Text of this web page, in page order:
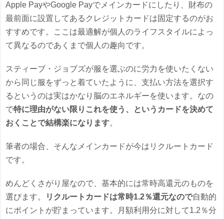
Apple PayやGoogle Payでメインカードにしたり、財布の
最前面に設置してあるクレジットカードは固定するのがお
すすめです。ここは最適解が個人のライフスタイルによっ
て異なるのであくまで個人の趣向です。
スティーブ・ジョブズが服を選ぶのに労力を使いたくない
から同じ服をずっと着ていたように、支払い方法を選択す
るというのは実はかなり脳のエネルギーを使います。なの
で特に理由がない限りこれを使う、というカードを決めて
おくことで結構楽になります。
筆者の場合、そんなメインカードが今はリクルートカード
です。
めんどくさがり屋なので、基本的には常時高還元のものを
選びます。
リクルートカードは常時1.2％還元なので自動的
にポイントが貯まっています。月額利用分に対して1.2％分